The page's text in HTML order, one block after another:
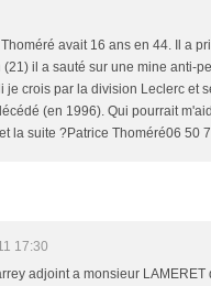
avait 16 ans en 44. Il a
il a sauté sur une mine anti-
je crois par la division Leclerc et
(en 1996). Qui pourrait
la suite ?Patrice Thoméré06 50
17:30
adjoint a monsieur